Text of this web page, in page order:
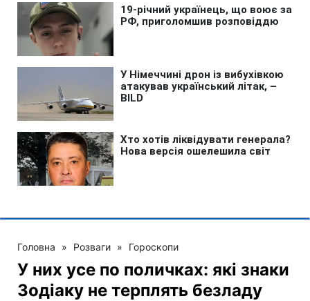
Головна » Розваги » Гороскопи
У них усе по поличках: які знаки
Зодіаку не терплять безладу